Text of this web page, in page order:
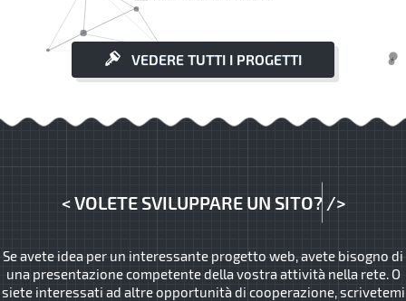
VEDERE TUTTI I PROGETTI
<VOLETE SVILUPPARE UN SITO? />
Se avete idea per un interessante progetto web, avete bisogno di
una presentazione competente della vostra attività nella rete. O
siete interessati ad altre opportunità di cooperazione, scrivetemi